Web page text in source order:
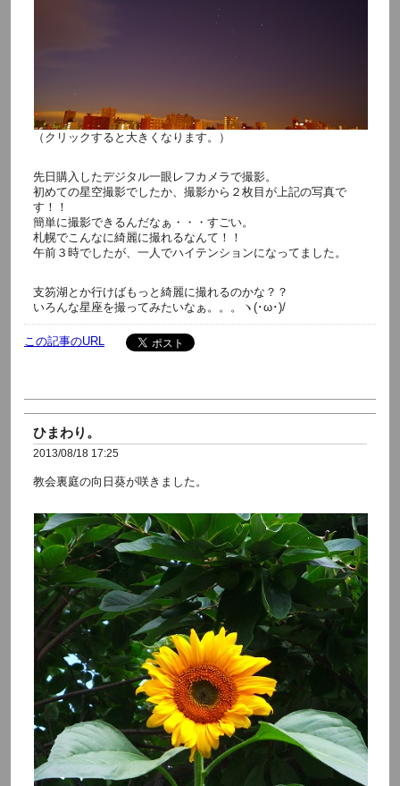
（クリックすると大きくなります。）
先日購入したデジタル一眼レフカメラで撮影。
初めての星空撮影でしたか、撮影から２枚目が上記の写真で
す！！
簡単に撮影できるんだなぁ・・・すごい。
札幌でこんなに綺麗に撮れるなんて！！
午前３時でしたが、一人でハイテンションになってました。
支笏湖とか行けばもっと綺麗に撮れるのかな？？
いろんな星座を撮ってみたいなぁ。。。ヽ(･ω･)/
この記事のURL
ひまわり。
2013/08/18 17:25
教会裏庭の向日葵が咲きました。